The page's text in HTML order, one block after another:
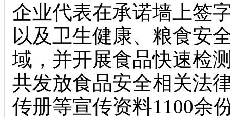
企业代表在承诺墙上签
以及卫生健康、粮食安
域，并开展食品快速检
共发放食品安全相关法
传册等宣传资料1100余